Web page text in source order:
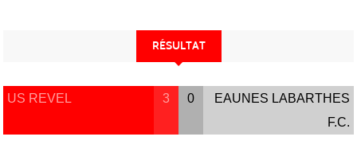
RÉSULTAT
US REVEL 3 0
EAUNES LABARTHES
F.C.